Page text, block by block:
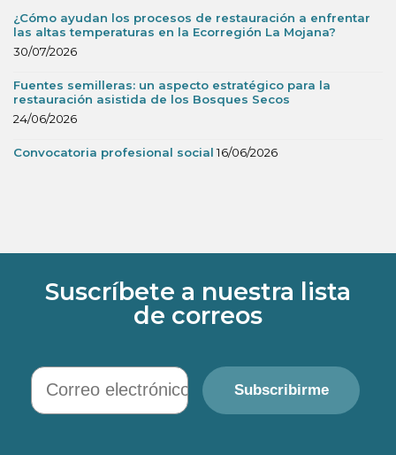
¿Cómo ayudan los procesos de restauración a enfrentar
las altas temperaturas en la Ecorregión La Mojana?
30/07/2026
Fuentes semilleras: un aspecto estratégico para la
restauración asistida de los Bosques Secos
24/06/2026
Convocatoria profesional social 16/06/2026
Suscríbete a nuestra lista
de correos
Correo electrónico
Subscribirme